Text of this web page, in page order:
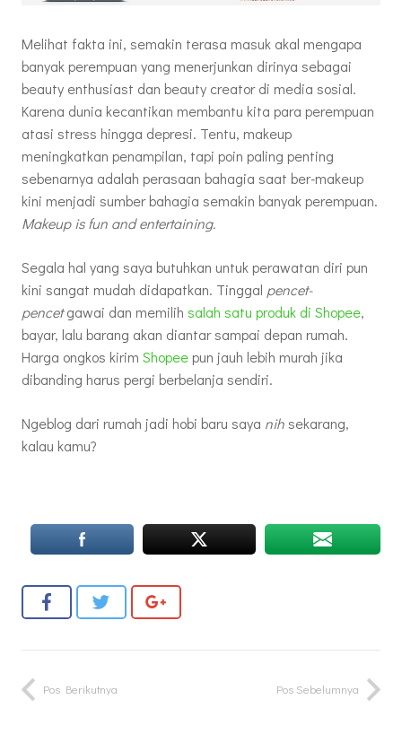
Melihat fakta ini, semakin terasa masuk akal mengapa
banyak perempuan yang menerjunkan dirinya sebagai
beauty enthusiast dan beauty creator di media sosial.
Karena dunia kecantikan membantu kita para perempuan
atasi stress hingga depresi. Tentu, makeup
meningkatkan penampilan, tapi poin paling penting
sebenarnya adalah perasaan bahagia saat ber-makeup
kini menjadi sumber bahagia semakin banyak perempuan.
Makeup is fun and entertaining.
Segala hal yang saya butuhkan untuk perawatan diri pun
kini sangat mudah didapatkan. Tinggal pencet-
pencetgawai dan memilih salah satu produk di Shopee,
bayar, lalu barang akan diantar sampai depan rumah.
Harga ongkos kirim Shopee pun jauh lebih murah jika
dibanding harus pergi berbelanja sendiri.
Ngeblog dari rumah jadi hobi baru saya nihsekarang,
kalau kamu?
Pos Sebelumnya
Pos Berikutnya